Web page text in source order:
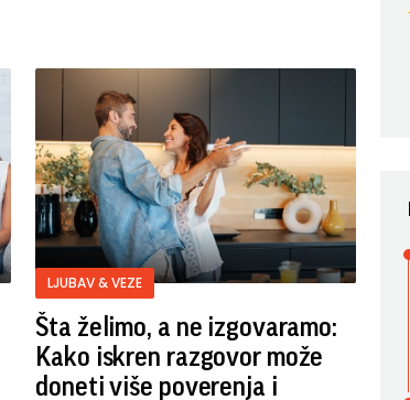
LJUBAV & VEZE
Šta želimo, a ne izgovaramo:
Kako iskren razgovor može
doneti više poverenja i